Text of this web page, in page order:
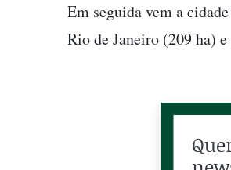
Em seguida vem a
Rio de Janeiro (209 ha)